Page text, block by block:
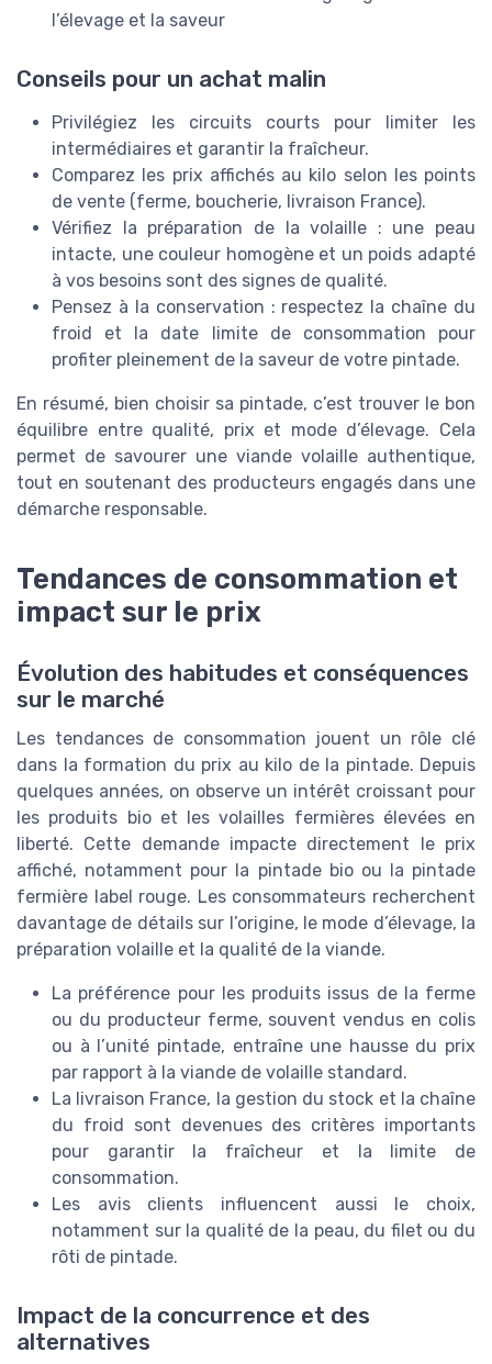
l’élevage et la saveur
Conseils pour un achat malin
Privilégiez les circuits courts pour limiter les
intermédiaires et garantir la fraîcheur.
Comparez les prix affichés au kilo selon les points
de vente (ferme, boucherie, livraison France).
Vérifiez la préparation de la volaille : une peau
intacte, une couleur homogène et un poids adapté
à vos besoins sont des signes de qualité.
Pensez à la conservation : respectez la chaîne du
froid et la date limite de consommation pour
profiter pleinement de la saveur de votre pintade.
En résumé, bien choisir sa pintade, c’est trouver le bon
équilibre entre qualité, prix et mode d’élevage. Cela
permet de savourer une viande volaille authentique,
tout en soutenant des producteurs engagés dans une
démarche responsable.
Tendances de consommation et
impact sur le prix
Évolution des habitudes et conséquences
sur le marché
Les tendances de consommation jouent un rôle clé
dans la formation du prix au kilo de la pintade. Depuis
quelques années, on observe un intérêt croissant pour
les produits bio et les volailles fermières élevées en
liberté. Cette demande impacte directement le prix
affiché, notamment pour la pintade bio ou la pintade
fermière label rouge. Les consommateurs recherchent
davantage de détails sur l’origine, le mode d’élevage, la
préparation volaille et la qualité de la viande.
La préférence pour les produits issus de la ferme
ou du producteur ferme, souvent vendus en colis
ou à l’unité pintade, entraîne une hausse du prix
par rapport à la viande de volaille standard.
La livraison France, la gestion du stock et la chaîne
du froid sont devenues des critères importants
pour garantir la fraîcheur et la limite de
consommation.
Les avis clients influencent aussi le choix,
notamment sur la qualité de la peau, du filet ou du
rôti de pintade.
Impact de la concurrence et des
alternatives